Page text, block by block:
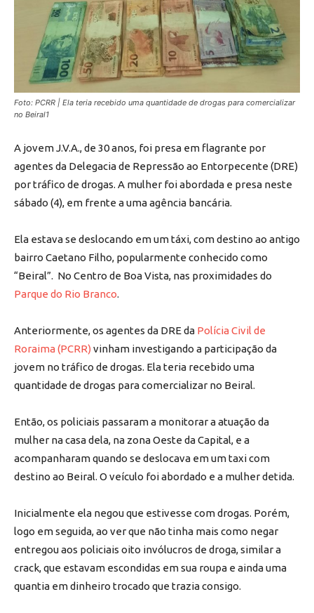
Foto: PCRR | Ela teria recebido uma quantidade de drogas para comercializar
no Beiral1
A jovem J.V.A., de 30 anos, foi presa em flagrante por
agentes da Delegacia de Repressão ao Entorpecente (DRE)
por tráfico de drogas. A mulher foi abordada e presa neste
sábado (4), em frente a uma agência bancária.
Ela estava se deslocando em um táxi, com destino ao antigo
bairro Caetano Filho, popularmente conhecido como
“Beiral”. No Centro de Boa Vista, nas proximidades do
Parque do Rio Branco.
Anteriormente, os agentes da DRE da Polícia Civil de
Roraima (PCRR) vinham investigando a participação da
jovem no tráfico de drogas. Ela teria recebido uma
quantidade de drogas para comercializar no Beiral.
Então, os policiais passaram a monitorar a atuação da
mulher na casa dela, na zona Oeste da Capital, e a
acompanharam quando se deslocava em um taxi com
destino ao Beiral. O veículo foi abordado e a mulher detida.
Inicialmente ela negou que estivesse com drogas. Porém,
logo em seguida, ao ver que não tinha mais como negar
entregou aos policiais oito invólucros de droga, similar a
crack, que estavam escondidas em sua roupa e ainda uma
quantia em dinheiro trocado que trazia consigo.